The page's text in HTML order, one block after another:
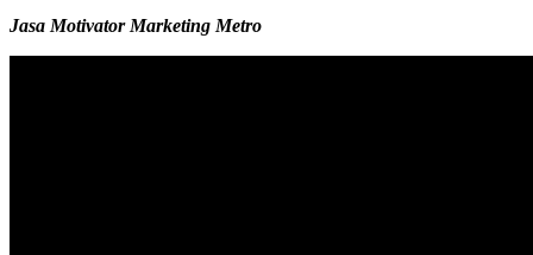
Jasa Motivator Marketing Metro